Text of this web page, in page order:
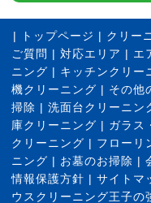
| トップページ | クリー
ご質問 | 対応エリア | エ
ニング | キッチンクリー
機クリーニング | その他
掃除 | 洗面台クリーニン
庫クリーニング | ガラス
クリーニング | フローリ
ニング | お墓のお掃除 |
情報保護方針 | サイトマ
ウスクリーニング王子の